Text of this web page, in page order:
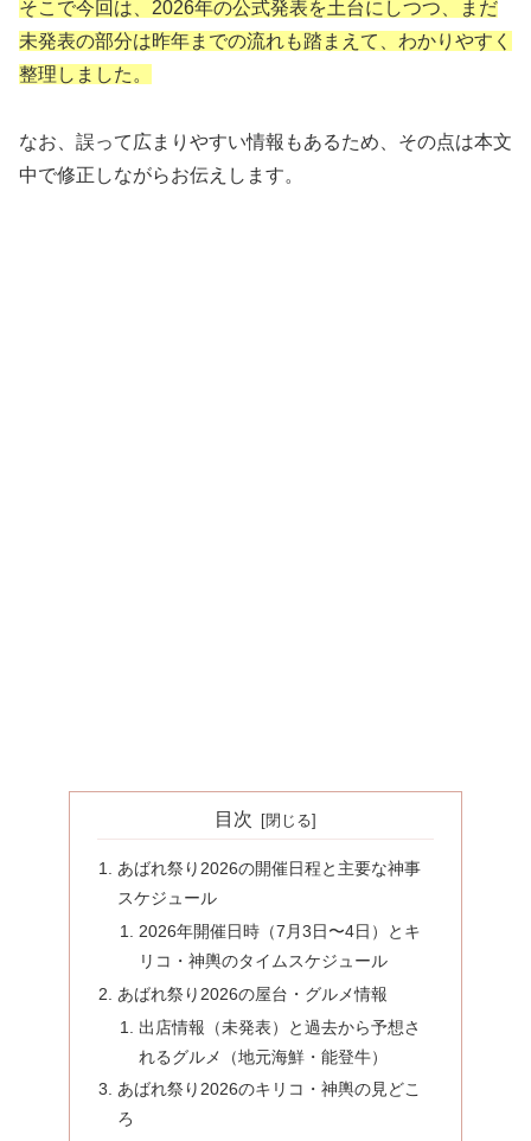
そこで今回は、2026年の公式発表を土台にしつつ、まだ
未発表の部分は昨年までの流れも踏まえて、わかりやすく
整理しました。
なお、誤って広まりやすい情報もあるため、その点は本文
中で修正しながらお伝えします。
目次
あばれ祭り2026の開催日程と主要な神事
スケジュール
2026年開催日時（7月3日〜4日）とキ
リコ・神輿のタイムスケジュール
あばれ祭り2026の屋台・グルメ情報
出店情報（未発表）と過去から予想さ
れるグルメ（地元海鮮・能登牛）
あばれ祭り2026のキリコ・神輿の見どこ
ろ